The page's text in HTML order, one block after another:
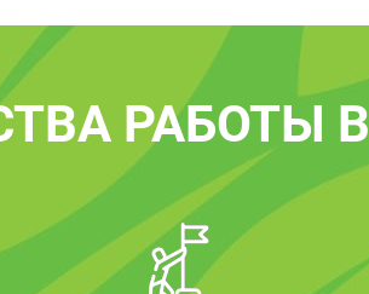
РАБОТЫ В